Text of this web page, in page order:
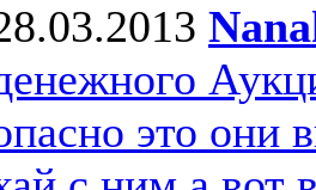
это они